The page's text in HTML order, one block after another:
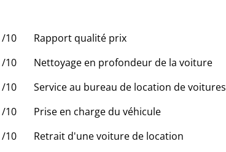
/10
Rapport qualité prix
/10
Nettoyage en profondeur de la voiture
/10
Service au bureau de location de voitures
/10
Prise en charge du véhicule
/10 Retrait d'une voiture de location